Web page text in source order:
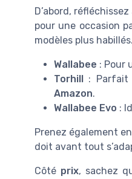
D’abord,
pour une occasion
modèles plus habillés.
Wallabee : Pour
Torhill : Parfait
Amazon.
Wallabee Evo :
Prenez également
doit avant tout
Côté prix, sachez